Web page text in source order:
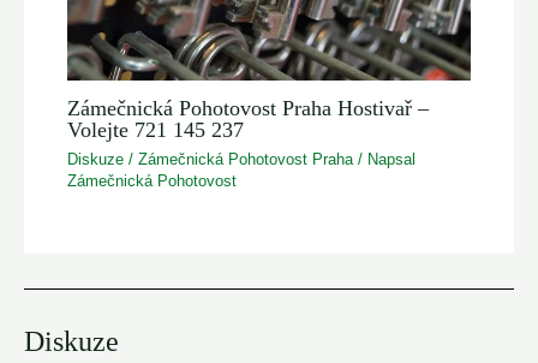
Zámečnická Pohotovost Praha Hostivař –
Volejte 721 145 237
Diskuze /Zámečnická Pohotovost Praha / Napsal
Zámečnická Pohotovost
Diskuze